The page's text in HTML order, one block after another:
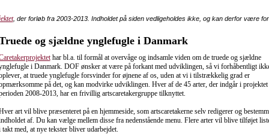
, der forløb fra 2003-2013. Indholdet på siden vedligeholdes ikke, og kan derfor være
og sjældne ynglefugle i Danmark
har bl.a. til formål at overvåge og indsamle viden om de truede og sjældne
i Danmark. DOF ønsker at være på forkant med udviklingen, så vi forhåbentligt
at truede ynglefugle forsvinder for øjnene af os, uden at vi i tilstrækkelig grad er
på det, og kan modvirke udviklingen. Hver af de 45 arter, der indgår i
2008-2013, har en frivillig artscaretakergruppe tilknyttet.
art vil blive præsenteret på en hjemmeside, som artscaretakerne selv redigerer og
af. Du kan vælge mellem disse fra nedenstående menu. Flere arter vil blive tilføjet
takt med, at nye tekster bliver udarbejdet.